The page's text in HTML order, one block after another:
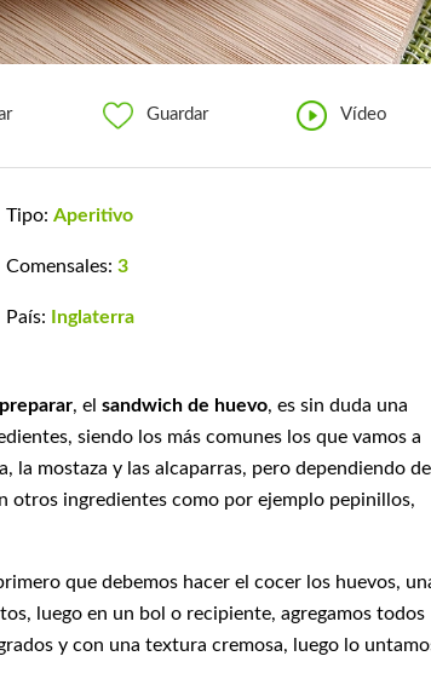
Guardar Vídeo
Tipo: Aperitivo
Comensales: 3
País: Inglaterra
, el sandwich de huevo, es sin duda una
siendo los más comunes los que vamos a
la mostaza y las alcaparras, pero dependiendo de
otros ingredientes como por ejemplo pepinillos,
que debemos hacer el cocer los huevos,
luego en un bol o recipiente, agregamos todos
y con una textura cremosa, luego lo